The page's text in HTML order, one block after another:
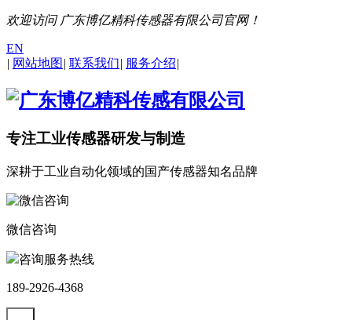
欢迎访问 广东博亿精科传感器有限公司官网！
EN
| 网站地图 | 联系我们| 服务介绍|
专注工业传感器研发与制造
深耕于工业自动化领域的国产传感器知名品牌
微信咨询
咨询服务热线
189-2926-4368